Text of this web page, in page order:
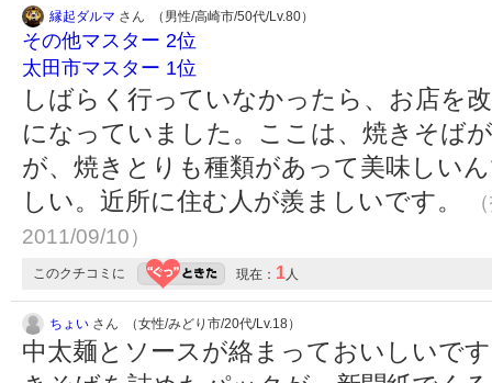
縁起ダルマ さん （男性/高崎市/50代/Lv.80）
その他マスター 2位
太田市マスター 1位
しばらく行っていなかったら、お店を
になっていました。ここは、焼きそば
が、焼きとりも種類があって美味しい
しい。近所に住む人が羨ましいです。
2011/09/10）
このクチコミに 現在： 1 人
ちょい さん （女性/みどり市/20代/Lv.18）
中太麺とソースが絡まっておいしいで